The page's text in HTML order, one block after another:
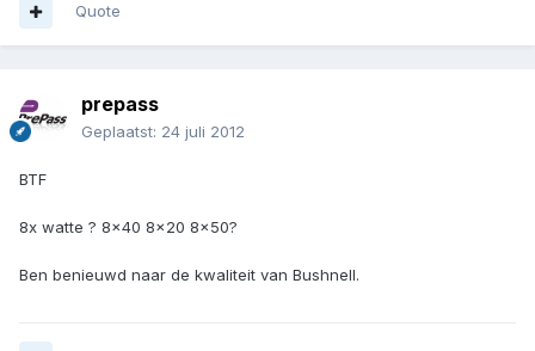
Quote
prepass
Geplaatst: 24 juli 2012
BTF
8x watte ? 8x40 8x20 8x50?
Ben benieuwd naar de kwaliteit van Bushnell.